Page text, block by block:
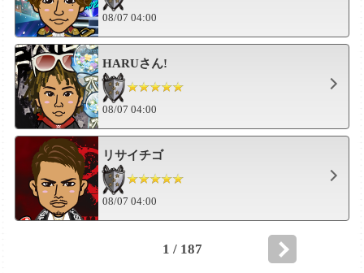
08/07 04:00
HARUさん!
08/07 04:00
リサイチゴ
08/07 04:00
1 / 187